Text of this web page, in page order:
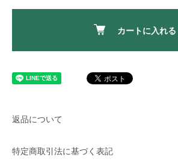
カートに入れる
返品について
特定商取引法に基づく表記